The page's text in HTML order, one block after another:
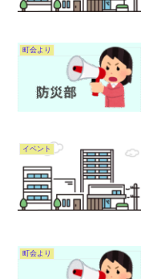
町会より
イベント
町会より